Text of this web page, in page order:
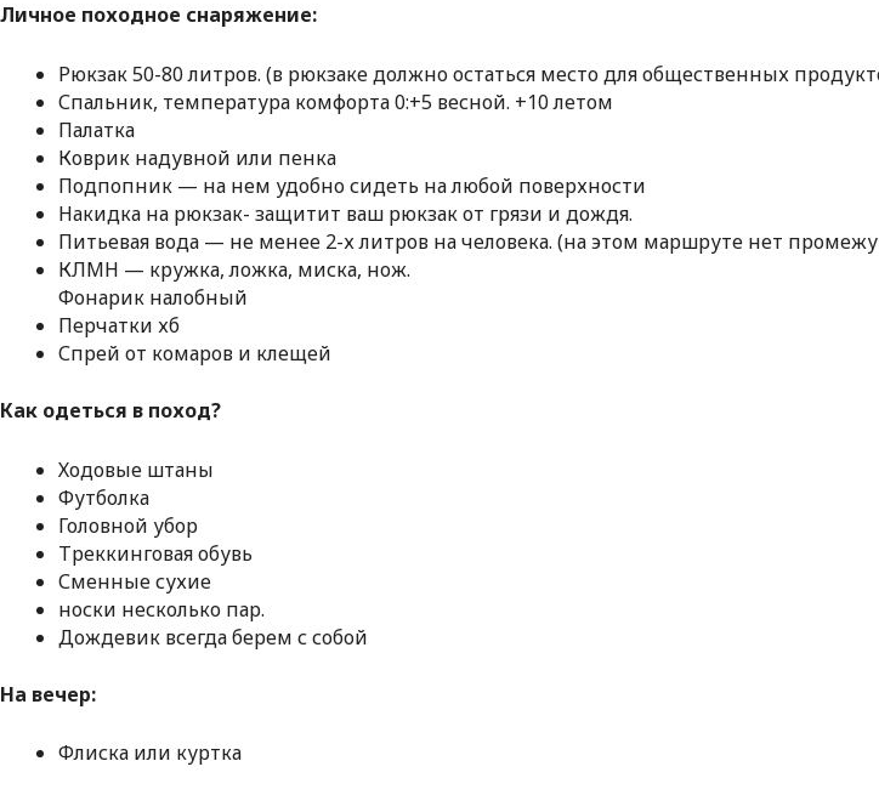
Личное походное снаряжение:
Рюкзак 50-80 литров. (в рюкзаке должно остаться место для общественных
Спальник, температура комфорта 0:+5 весной. +10 летом
Палатка
Коврик надувной или пенка
Подпопник — на нем удобно сидеть на любой поверхности
Накидка на рюкзак- защитит ваш рюкзак от грязи и дождя.
Питьевая вода — не менее 2-х литров на человека. (на этом маршруте нет
КЛМН — кружка, ложка, миска, нож.
Фонарик налобный
Перчатки хб
Спрей от комаров и клещей
Как одеться в поход?
Ходовые штаны
Футболка
Головной убор
Треккинговая обувь
Сменные сухие
носки несколько пар.
Дождевик всегда берем с собой
На вечер:
Флиска или куртка